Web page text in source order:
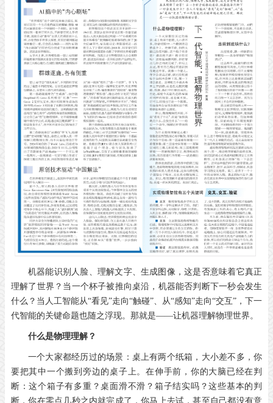
机器能识别人脸、理解文字、生成图像，这是否意味着它真正
理解了世界？当一个杯子被推向桌沿，机器能否判断下一秒会发生
什么？当人工智能从“看见”走向“触碰”、从“感知”走向“交互”，下一
代智能的关键命题也随之浮现。那就是——让机器理解物理世界。
什么是物理理解？
一个大家都经历过的场景：桌上有两个纸箱，大小差不多，你
要把其中一个搬到旁边的桌子上。在伸手前，你的大脑已经在判
断：这个箱子有多重？桌面滑不滑？箱子结实吗？这些基本的判
断，你在零点几秒之内就完成了，你马上去试，甚至自己都没有意